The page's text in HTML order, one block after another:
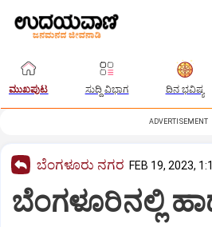
ಮುಖಪುಟ ಸುದ್ದಿ ವಿಭಾಗ ದಿನ ಭವಿಷ್ಯ
ADVERTISEMENT
ಬೆಂಗಳೂರು ನಗರ FEB 19, 2023,
ಬೆಂಗಳೂರಿನಲ್ಲಿ